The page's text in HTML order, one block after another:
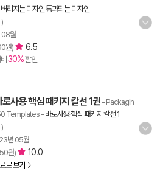
버려지는 디자인 통과되는 디자인
08월
원) 6.5
30%할인
사용 핵심 패키지 칼선 1권 - Packagin
Templates- 바로사용 핵심 패키지 칼선 1
년 05월
원) 10.0
로 보기